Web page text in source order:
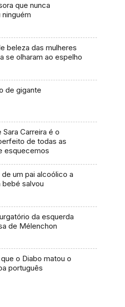
que nunca
beleza das mulheres
se olharam ao espelho
de gigante
Sara Carreira é o
de todas as
esquecemos
de um pai alcoólico a
bebé salvou
da esquerda
de Mélenchon
o Diabo matou o
português